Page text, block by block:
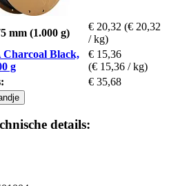
mm (1.000 g)
€ 20,32 (€ 20,32
/ kg)
Black,
g
€ 15,36
(€ 15,36 / kg)
€ 35,68
details: